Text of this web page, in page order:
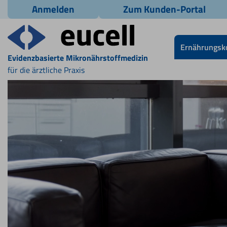
Anmelden Zum Kunden-Portal
Evidenzbasierte Mikronährstoffmedizin
für die ärztliche Praxis